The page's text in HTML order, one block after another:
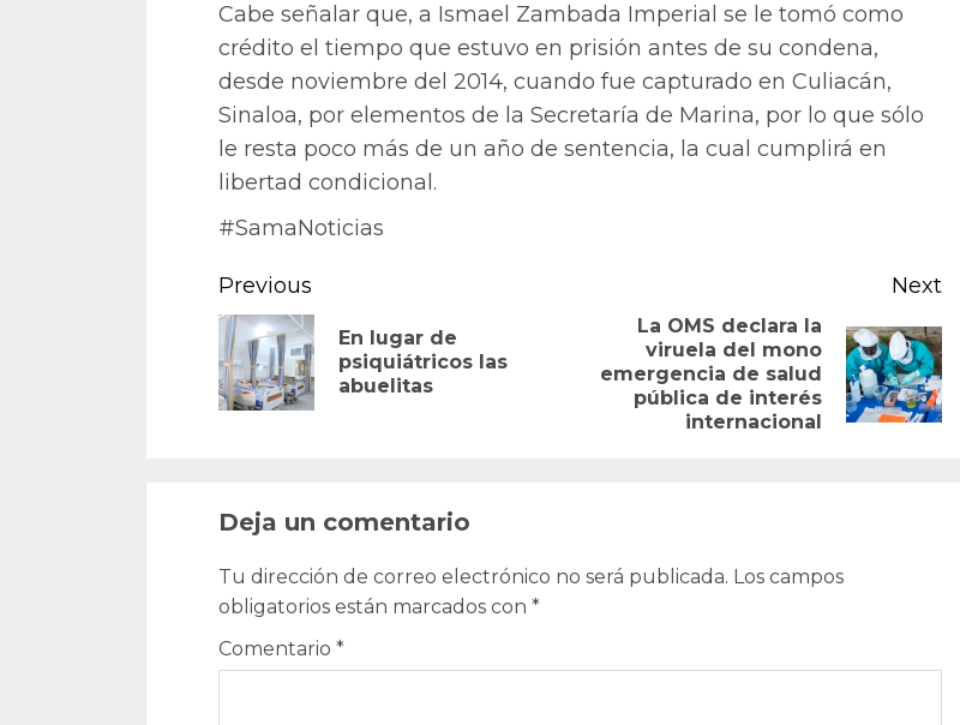
Cabe señalar que, a Ismael Zambada Imperial se le tomó como
crédito el tiempo que estuvo en prisión antes de su condena,
desde noviembre del 2014, cuando fue capturado en Culiacán,
Sinaloa, por elementos de la Secretaría de Marina, por lo que sólo
le resta poco más de un año de sentencia, la cual cumplirá en
libertad condicional.
#SamaNoticias
Continue
Reading
Previous
Previous
post:
En lugar de
psiquiátricos las
abuelitas
Next
Next
post:
La OMS declara la
viruela del mono
emergencia de salud
pública de interés
internacional
Deja un comentario
Tu dirección de correo electrónico no será publicada. Los campos
obligatorios están marcados con *
Comentario *